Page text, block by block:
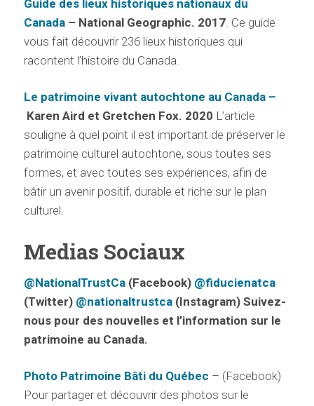
Guide des lieux historiques nationaux du
Canada– National Geographic. 2017. Ce guide
vous fait découvrir 236 lieux historiques qui
racontent l’histoire du Canada.
Le patrimoine vivant autochtone au Canada –
Karen Aird et Gretchen Fox. 2020 L’article
souligne à quel point il est important de préserver le
patrimoine culturel autochtone, sous toutes ses
formes, et avec toutes ses expériences, afin de
bâtir un avenir positif, durable et riche sur le plan
culturel.
Medias Sociaux
@NationalTrustCa(Facebook) @fiducienatca
(Twitter) @nationaltrustca(Instagram) Suivez-
nous pour des nouvelles et l’information sur le
patrimoine au Canada.
Photo Patrimoine Bâti du Québec – (Facebook)
Pour partager et découvrir des photos sur le